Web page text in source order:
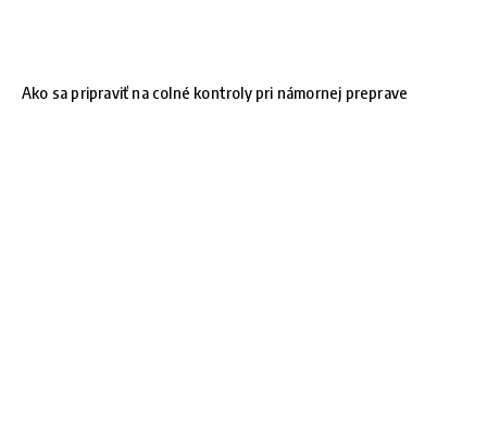
Ako sa pripraviť na colné kontroly pri námornej preprave